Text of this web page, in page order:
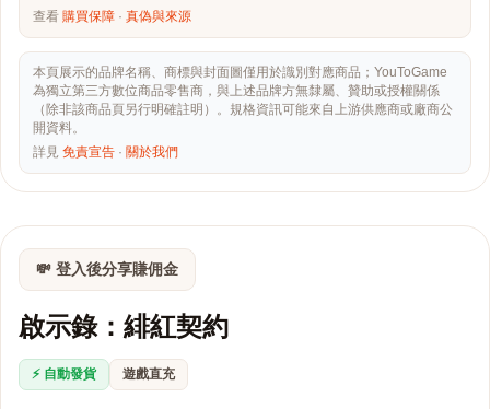
查看 購買保障 · 真偽與來源
本頁展示的品牌名稱、商標與封面圖僅用於識別對應商品；YouToGame
為獨立第三方數位商品零售商，與上述品牌方無隸屬、贊助或授權關係
（除非該商品頁另行明確註明）。規格資訊可能來自上游供應商或廠商公
開資料。
詳見 免責宣告 · 關於我們
💸 登入後分享賺佣金
啟示錄：緋紅契約
⚡ 自動發貨 遊戲直充